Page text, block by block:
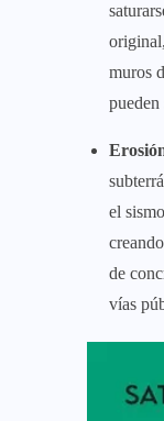
muros
pueden
el
de
vías